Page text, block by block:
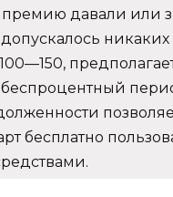
премию давали или
беспроцентный
бесплатно